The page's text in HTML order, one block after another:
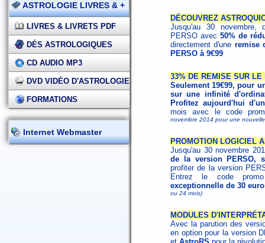
ASTROLOGIE LIVRES & +
LIVRES & LIVRETS PDF
DÉS ASTROLOGIQUES
CD AUDIO MP3
DVD VIDÉO D'ASTROLOGIE
FORMATIONS
Internet Webmaster
DÉCOUVREZ
Jusqu'au 30 novembre,
PERSO avec 50% de
directement d'une remise
PERSO à 9€99
33% DE REMISE SUR
Seulement 19€99, pour
sur une infinité
Profitez aujourd'hui
mois avec le code
novembre 2014 pour une
PROMOTION LOGICIEL
Jusqu'au 30 novembre
de la version PERSO,
profiter de la version
Entrez le code
exceptionnelle de 30
ou 24 mois)
MODULES
Avec la parution des
en option pour la version